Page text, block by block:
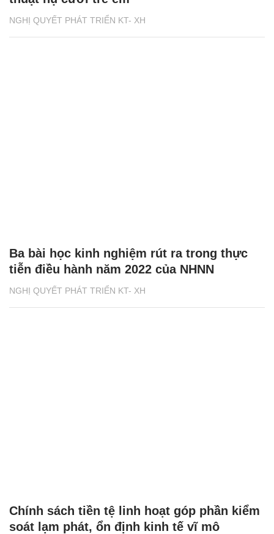
NGHỊ QUYẾT PHÁT TRIỂN KT- XH
NGHỊ QUYẾT PHÁT TRIỂN KT- XH
Ba bài học kinh nghiệm rút ra trong thực
tiễn điều hành năm 2022 của NHNN
Chính sách tiền tệ linh hoạt góp phần kiểm
soát lạm phát, ổn định kinh tế vĩ mô